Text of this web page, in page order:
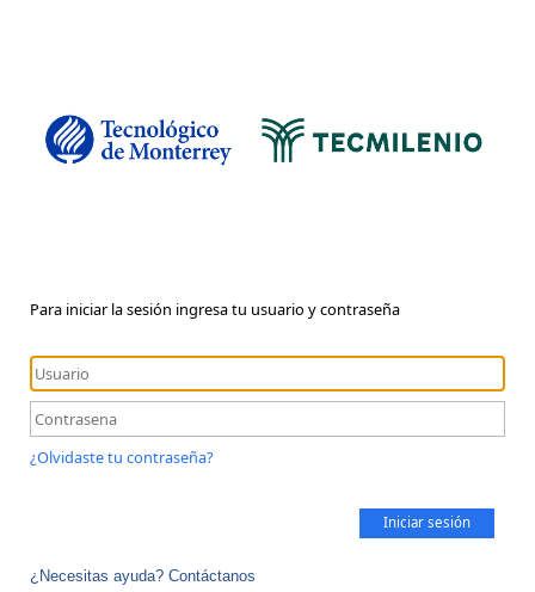
Para iniciar la sesión ingresa tu usuario y contraseña
¿Olvidaste tu contraseña?
Iniciar sesión
¿Necesitas ayuda? Contáctanos